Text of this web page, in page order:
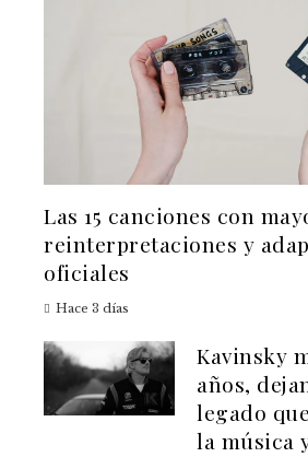
Las 15 canciones con
reinterpretaciones y
oficiales
Hace 3 días
Kavinsky
años,
legado
la música